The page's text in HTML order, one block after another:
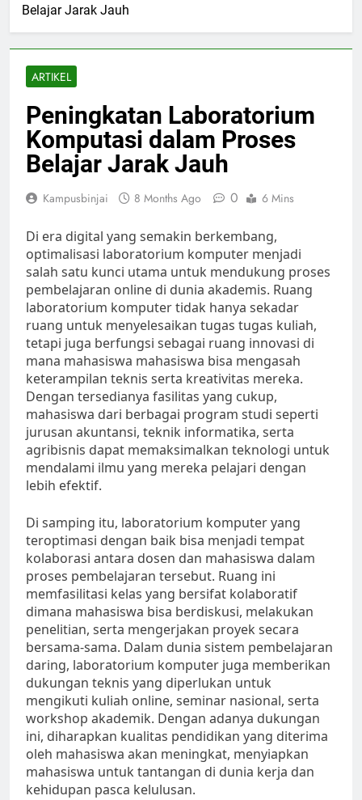
Belajar Jarak Jauh
ARTIKEL
Peningkatan Laboratorium
Komputasi dalam Proses
Belajar Jarak Jauh
Kampusbinjai 8 Months Ago 0 6 Mins
Di era digital yang semakin berkembang,
optimalisasi laboratorium komputer menjadi
salah satu kunci utama untuk mendukung proses
pembelajaran online di dunia akademis. Ruang
laboratorium komputer tidak hanya sekadar
ruang untuk menyelesaikan tugas tugas kuliah,
tetapi juga berfungsi sebagai ruang innovasi di
mana mahasiswa mahasiswa bisa mengasah
keterampilan teknis serta kreativitas mereka.
Dengan tersedianya fasilitas yang cukup,
mahasiswa dari berbagai program studi seperti
jurusan akuntansi, teknik informatika, serta
agribisnis dapat memaksimalkan teknologi untuk
mendalami ilmu yang mereka pelajari dengan
lebih efektif.
Di samping itu, laboratorium komputer yang
teroptimasi dengan baik bisa menjadi tempat
kolaborasi antara dosen dan mahasiswa dalam
proses pembelajaran tersebut. Ruang ini
memfasilitasi kelas yang bersifat kolaboratif
dimana mahasiswa bisa berdiskusi, melakukan
penelitian, serta mengerjakan proyek secara
bersama-sama. Dalam dunia sistem pembelajaran
daring, laboratorium komputer juga memberikan
dukungan teknis yang diperlukan untuk
mengikuti kuliah online, seminar nasional, serta
workshop akademik. Dengan adanya dukungan
ini, diharapkan kualitas pendidikan yang diterima
oleh mahasiswa akan meningkat, menyiapkan
mahasiswa untuk tantangan di dunia kerja dan
kehidupan pasca kelulusan.